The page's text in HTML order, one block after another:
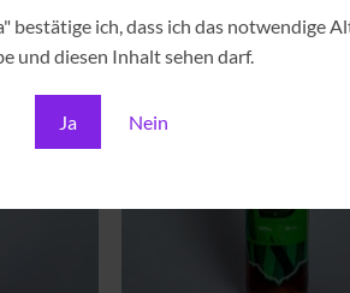
bestätige ich, dass ich das notwendige
und diesen Inhalt sehen darf.
Ja Nein
Zu
hinzufügen